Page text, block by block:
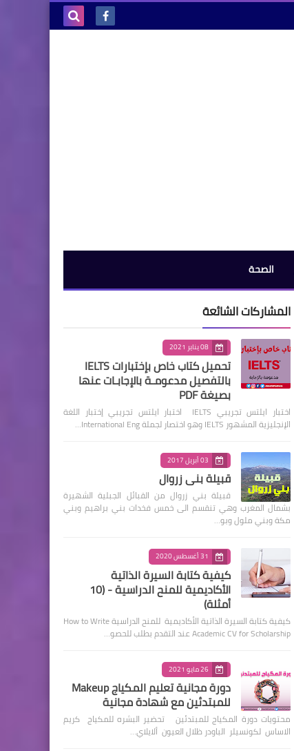
الصحة
المشاركات الشائعة
08 يناير 2021
تحميل كتاب خاص بإختبارات IELTS
بالتفصيل مدعومـة بالإجابـات عنها
بصيغة PDF
اختبار ايلتس تجريبي IELTS اختبار ايلتس تجريبي إختبار اللغة
الإنجليزية المشهور IELTS وهو اختصار لجملة International Eng…
03 أبريل 2017
قبيلة بني زروال
قبيلة بني زروال من القبائل الجبلية الشهيرة
بشمال المغرب وهي تنقسم الى خمس فخدات بني براهيم وبني
مكة وبني ملول وبو…
31 أغسطس 2020
كيفية كتابة السيرة الذاتية
الأكاديمية للمنح الدراسية - (10
أمثلة)
كيفية كتابة السيرة الذاتية الأكاديمية للمنح الدراسية How to Write
Academic CV for Scholarship عند التقدم بطلب للحصو…
26 مايو 2021
دورة مجانية تعليم المكياج Makeup
للمبتدئين مع شهادة مجانية
محتويات دورة المكياج للمبتدئين تحضير البشره للمكياج كريم
الاساس لكونسيلر الباودر ظلال العيون ألايلاي…